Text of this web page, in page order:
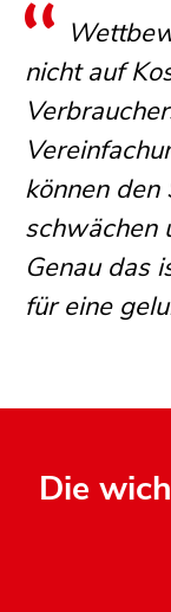
nicht auf
können den
schwächen
Genau das
für eine
Die